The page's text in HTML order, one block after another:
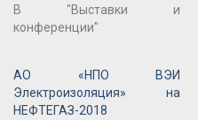
В "Выставки и
конференции"
АО «НПО ВЭИ
Электроизоляция» на
НЕФТЕГАЗ-2018